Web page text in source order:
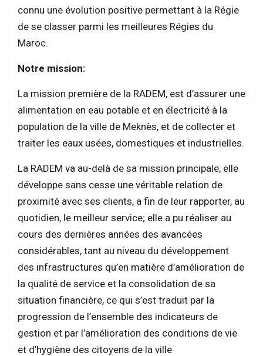
connu une évolution positive permettant à la Régie
de se classer parmi les meilleures Régies du
Maroc.
Notre mission:
La mission première de la RADEM, est d’assurer une
alimentation en eau potable et en électricité à la
population de la ville de Meknès, et de collecter et
traiter les eaux usées, domestiques et industrielles.
La RADEM va au-delà de sa mission principale, elle
développe sans cesse une véritable relation de
proximité avec ses clients, a fin de leur rapporter, au
quotidien, le meilleur service; elle a pu réaliser au
cours des dernières années des avancées
considérables, tant au niveau du développement
des infrastructures qu’en matière d’amélioration de
la qualité de service et la consolidation de sa
situation financière, ce qui s’est traduit par la
progression de l’ensemble des indicateurs de
gestion et par l’amélioration des conditions de vie
et d’hygiène des citoyens de la ville